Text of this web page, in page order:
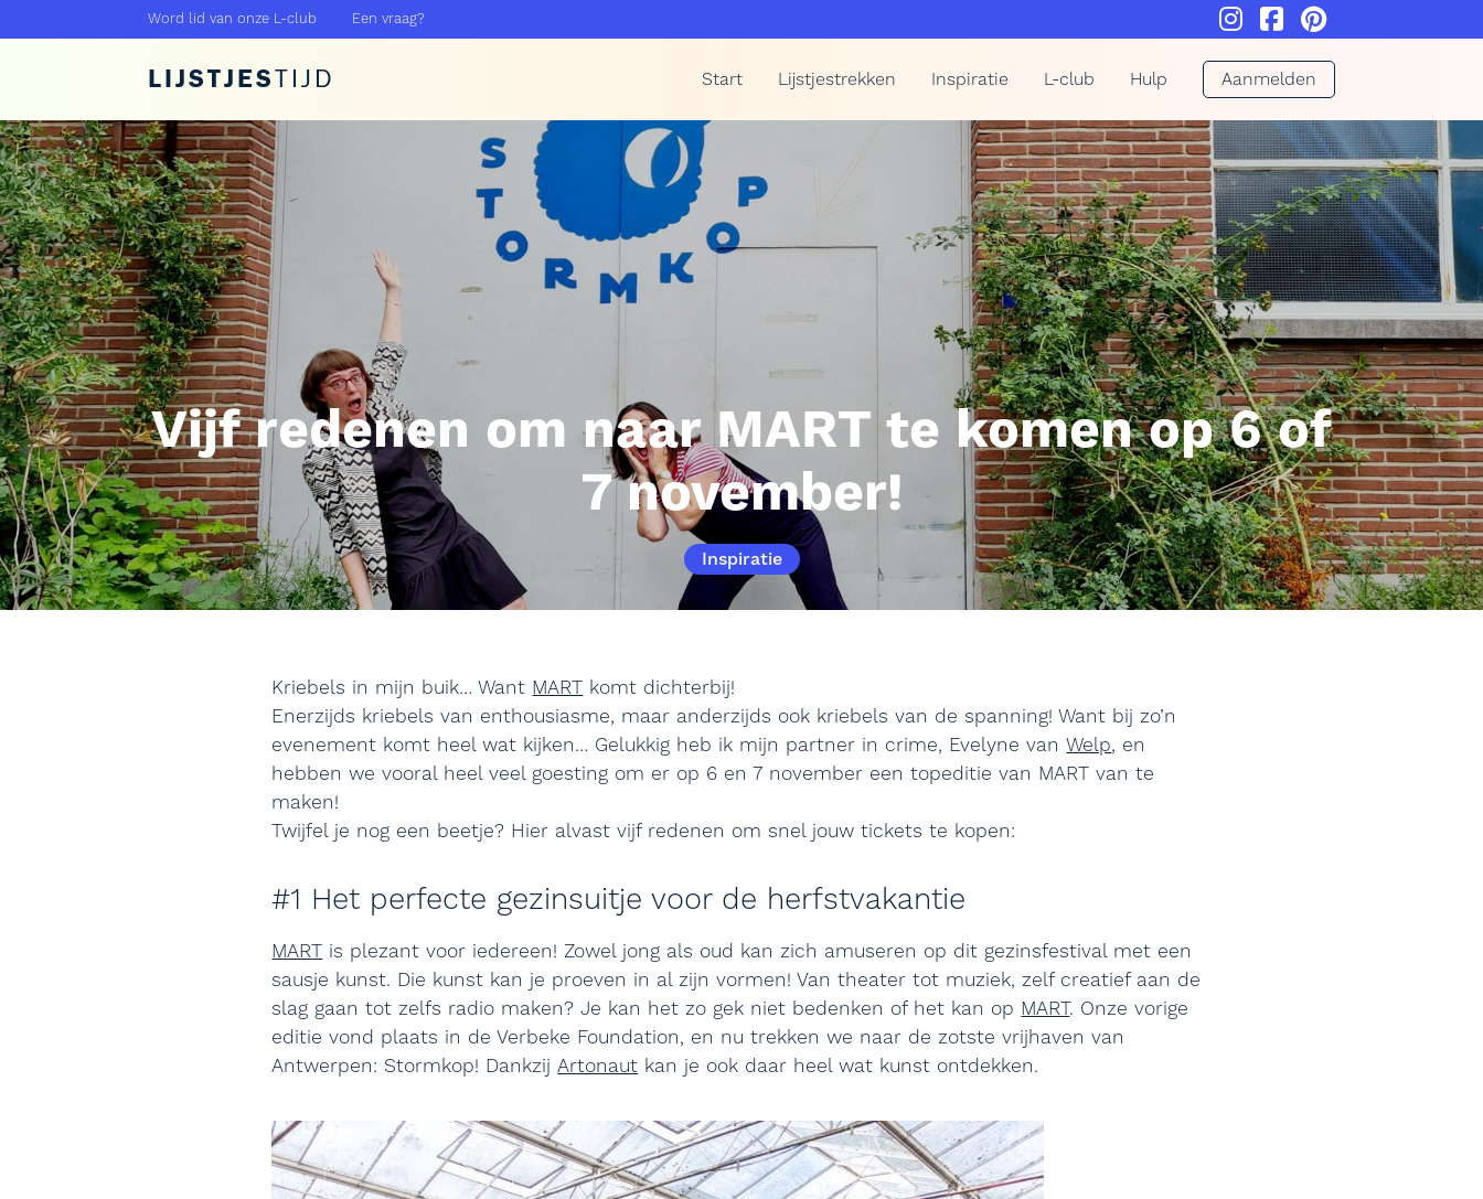
Word lid van onze L-club Een vraag?
LIJSTJESTIJD Start Lijstjestrekken Inspiratie L-club Hulp Aanmelden
Vijf redenen om naar MART te komen op 6 of
7 november!
Inspiratie
Kriebels in mijn buik… Want MART komt dichterbij!
Enerzijds kriebels van enthousiasme, maar anderzijds ook kriebels van de spanning! Want bij zo’n
evenement komt heel wat kijken… Gelukkig heb ik mijn partner in crime, Evelyne vanWelp, en
hebben we vooral heel veel goesting om er op 6 en 7 november een topeditie van MART van te
maken!
Twijfel je nog een beetje? Hier alvast vijf redenen om snel jouw tickets te kopen:
#1 Het perfecte gezinsuitje voor de herfstvakantie
MART is plezant voor iedereen! Zowel jong als oud kan zich amuseren op dit gezinsfestival met een
sausje kunst. Die kunst kan je proeven in al zijn vormen! Van theater tot muziek, zelf creatief aan de
slag gaan tot zelfs radio maken? Je kan het zo gek niet bedenken of het kan op MART. Onze vorige
editie vond plaats in de Verbeke Foundation, en nu trekken we naar de zotste vrijhaven van
Antwerpen: Stormkop! DankzijArtonaut kan je ook daar heel wat kunst ontdekken.